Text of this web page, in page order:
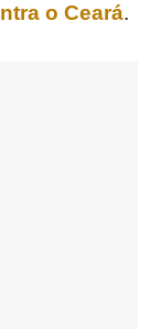
o Ceará.